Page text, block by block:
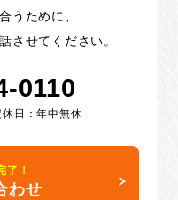
うために、
させてください。
0110
日：年中無休
了！
わせ